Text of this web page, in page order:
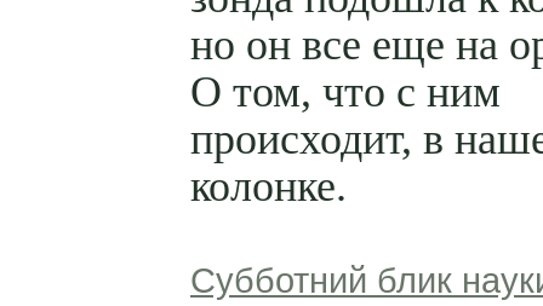
но он все еще на
О том, что с ним
происходит, в
колонке.
Субботний блик